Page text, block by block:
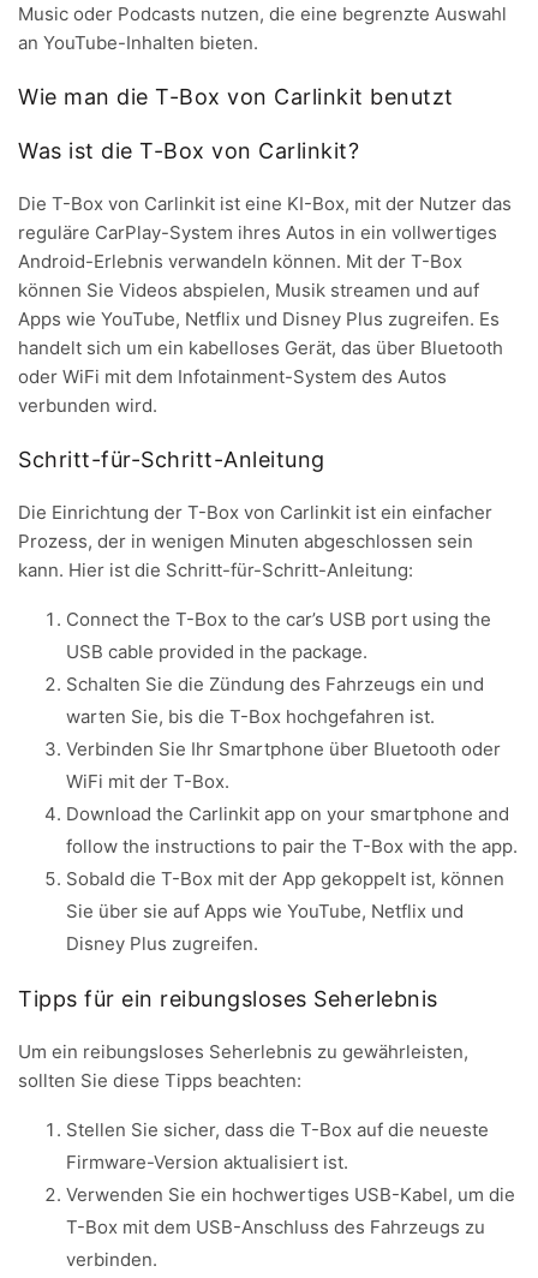
Music oder Podcasts nutzen, die eine begrenzte Auswahl
an YouTube-Inhalten bieten.
Wie man die T-Box von Carlinkit benutzt
Was ist die T-Box von Carlinkit?
Die T-Box von Carlinkit ist eine KI-Box, mit der Nutzer das
reguläre CarPlay-System ihres Autos in ein vollwertiges
Android-Erlebnis verwandeln können. Mit der T-Box
können Sie Videos abspielen, Musik streamen und auf
Apps wie YouTube, Netflix und Disney Plus zugreifen. Es
handelt sich um ein kabelloses Gerät, das über Bluetooth
oder WiFi mit dem Infotainment-System des Autos
verbunden wird.
Schritt-für-Schritt-Anleitung
Die Einrichtung der T-Box von Carlinkit ist ein einfacher
Prozess, der in wenigen Minuten abgeschlossen sein
kann. Hier ist die Schritt-für-Schritt-Anleitung:
Connect the T-Box to the car’s USB port using the
USB cable provided in the package.
Schalten Sie die Zündung des Fahrzeugs ein und
warten Sie, bis die T-Box hochgefahren ist.
Verbinden Sie Ihr Smartphone über Bluetooth oder
WiFi mit der T-Box.
Download the Carlinkit app on your smartphone and
follow the instructions to pair the T-Box with the app.
Sobald die T-Box mit der App gekoppelt ist, können
Sie über sie auf Apps wie YouTube, Netflix und
Disney Plus zugreifen.
Tipps für ein reibungsloses Seherlebnis
Um ein reibungsloses Seherlebnis zu gewährleisten,
sollten Sie diese Tipps beachten:
Stellen Sie sicher, dass die T-Box auf die neueste
Firmware-Version aktualisiert ist.
Verwenden Sie ein hochwertiges USB-Kabel, um die
T-Box mit dem USB-Anschluss des Fahrzeugs zu
verbinden.